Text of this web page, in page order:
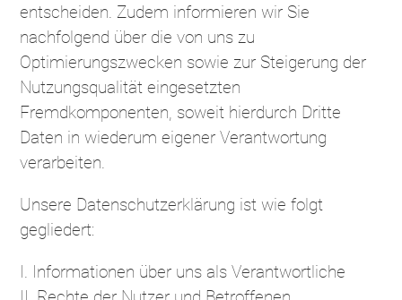
entscheiden. Zudem informieren wir Sie
nachfolgend über die von uns zu
Optimierungszwecken sowie zur Steigerung der
Nutzungsqualität eingesetzten
Fremdkomponenten, soweit hierdurch Dritte
Daten in wiederum eigener Verantwortung
verarbeiten.
Unsere Datenschutzerklärung ist wie folgt
gegliedert:
I. Informationen über uns als Verantwortliche